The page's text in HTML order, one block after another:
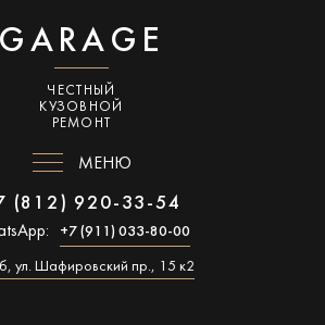
GARAGE
ЧЕСТНЫЙ
КУЗОВНОЙ
РЕМОНТ
МЕНЮ
(812) 920-33-54
+7 (911) 033-80-00
ул. Шафировский пр., 15 к2